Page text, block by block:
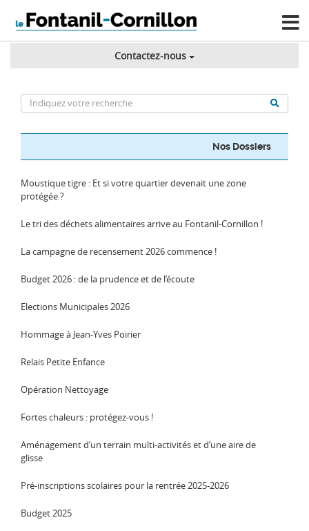
Contactez-nous
Nos Dossiers
Moustique tigre : Et si votre quartier devenait une zone
protégée ?
Le tri des déchets alimentaires arrive au Fontanil-Cornillon !
La campagne de recensement 2026 commence !
Budget 2026 : de la prudence et de l’écoute
Elections Municipales 2026
Hommage à Jean-Yves Poirier
Relais Petite Enfance
Opération Nettoyage
Fortes chaleurs : protégez-vous !
Aménagement d’un terrain multi-activités et d’une aire de
glisse
Pré-inscriptions scolaires pour la rentrée 2025-2026
Budget 2025